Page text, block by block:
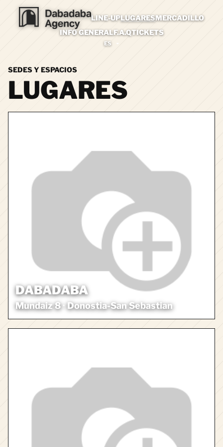
LINE-UPLUGARESMERCADILLO
INFO GENERALF.A.QTICKETS
ES
SEDES Y ESPACIOS
LUGARES
DABADABA
Mundaiz 8·Donostia-San Sebastian